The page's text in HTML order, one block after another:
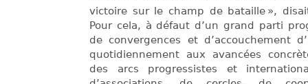
victoire sur le champ de bataille »,
Pour cela, à défaut d’un grand parti
de convergences et d’accouchement
quotidiennement aux avancées
des arcs progressistes et